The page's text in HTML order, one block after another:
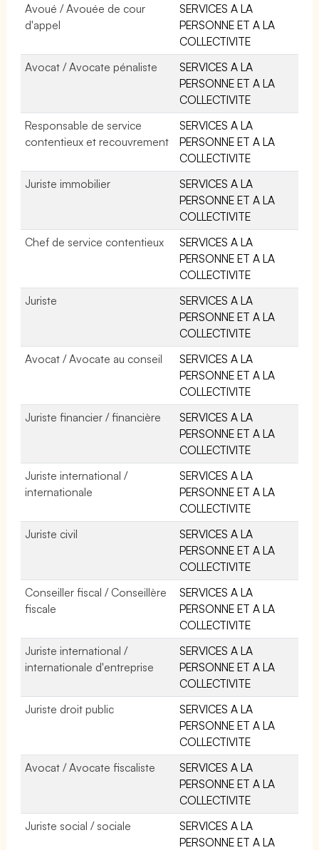
Avoué / Avouée de cour
d'appel
SERVICES A LA
PERSONNE ET A LA
COLLECTIVITE
Avocat / Avocate pénaliste
SERVICES A LA
PERSONNE ET A LA
COLLECTIVITE
Responsable de service
contentieux et recouvrement
SERVICES A LA
PERSONNE ET A LA
COLLECTIVITE
Juriste immobilier
SERVICES A LA
PERSONNE ET A LA
COLLECTIVITE
Chef de service contentieux
SERVICES A LA
PERSONNE ET A LA
COLLECTIVITE
Juriste
SERVICES A LA
PERSONNE ET A LA
COLLECTIVITE
Avocat / Avocate au conseil
SERVICES A LA
PERSONNE ET A LA
COLLECTIVITE
Juriste financier / financière
SERVICES A LA
PERSONNE ET A LA
COLLECTIVITE
Juriste international /
internationale
SERVICES A LA
PERSONNE ET A LA
COLLECTIVITE
Juriste civil
SERVICES A LA
PERSONNE ET A LA
COLLECTIVITE
Conseiller fiscal / Conseillère
fiscale
SERVICES A LA
PERSONNE ET A LA
COLLECTIVITE
Juriste international /
internationale d'entreprise
SERVICES A LA
PERSONNE ET A LA
COLLECTIVITE
Juriste droit public
SERVICES A LA
PERSONNE ET A LA
COLLECTIVITE
Avocat / Avocate fiscaliste
SERVICES A LA
PERSONNE ET A LA
COLLECTIVITE
Juriste social / sociale
SERVICES A LA
PERSONNE ET A LA